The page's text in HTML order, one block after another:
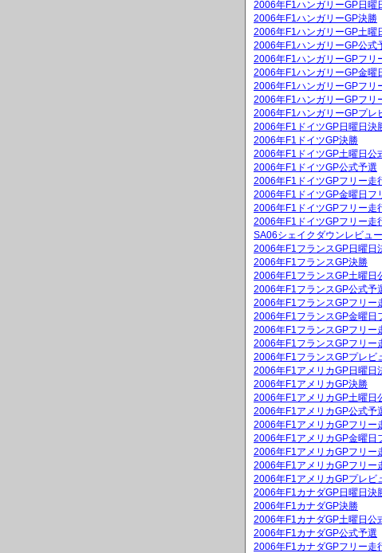
2006年F1ハンガリーGP日曜
2006年F1ハンガリーGP決勝
2006年F1ハンガリーGP土曜
2006年F1ハンガリーGP公式
2006年F1ハンガリーGPフリ
2006年F1ハンガリーGP金曜
2006年F1ハンガリーGPフリ
2006年F1ハンガリーGPフリ
2006年F1ハンガリーGPプレ
2006年F1ドイツGP日曜日決
2006年F1ドイツGP決勝
2006年F1ドイツGP土曜日公
2006年F1ドイツGP公式予選
2006年F1ドイツGPフリー走
2006年F1ドイツGP金曜日フ
2006年F1ドイツGPフリー走
2006年F1ドイツGPフリー走
SA06シェイクダウンレビュ
2006年F1フランスGP日曜日
2006年F1フランスGP決勝
2006年F1フランスGP土曜日
2006年F1フランスGP公式予
2006年F1フランスGPフリー
2006年F1フランスGP金曜日
2006年F1フランスGPフリー
2006年F1フランスGPフリー
2006年F1フランスGPプレビ
2006年F1アメリカGP日曜日
2006年F1アメリカGP決勝
2006年F1アメリカGP土曜日
2006年F1アメリカGP公式予
2006年F1アメリカGPフリー
2006年F1アメリカGP金曜日
2006年F1アメリカGPフリー
2006年F1アメリカGPフリー
2006年F1アメリカGPプレビ
2006年F1カナダGP日曜日決
2006年F1カナダGP決勝
2006年F1カナダGP土曜日公
2006年F1カナダGP公式予選
2006年F1カナダGPフリー走